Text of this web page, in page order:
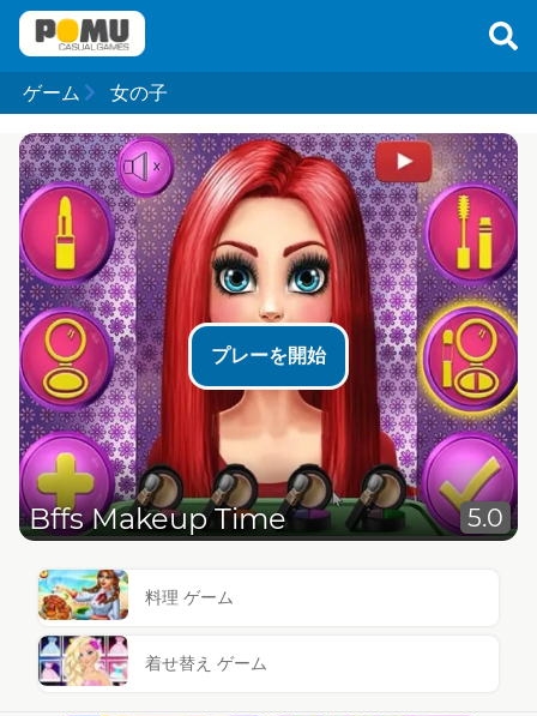
ゲーム 女の子
プレーを開始
Bffs Makeup Time 5.0
料理 ゲーム
着せ替え ゲーム